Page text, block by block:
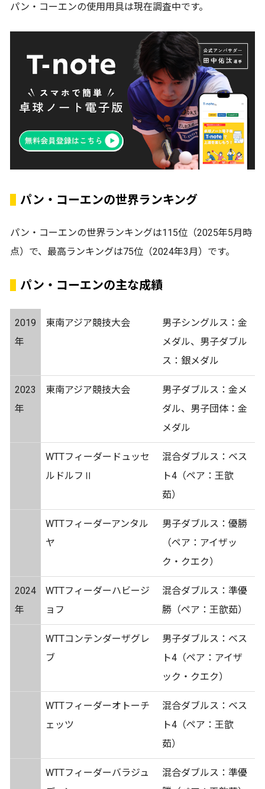
パン・コーエンの使用用具は現在調査中です。
パン・コーエンの世界ランキング
パン・コーエンの世界ランキングは115位（2025年5月時
点）で、最高ランキングは75位（2024年3月）です。
パン・コーエンの主な成績
2019
年
東南アジア競技大会
男子シングルス：金
メダル、男子ダブル
ス：銀メダル
2023
年
東南アジア競技大会
男子ダブルス：金メ
ダル、男子団体：金
メダル
WTTフィーダードュッセ
ルドルフⅡ
混合ダブルス：ベス
ト4（ペア：王歆
茹）
WTTフィーダーアンタル
ヤ
男子ダブルス：優勝
（ペア：アイザッ
ク・クエク）
2024
年
WTTフィーダーハビージ
ョフ
混合ダブルス：準優
勝（ペア：王歆茹）
WTTコンテンダーザグレ
ブ
男子ダブルス：ベス
ト4（ペア：アイザ
ック・クエク）
WTTフィーダーオトーチ
ェッツ
混合ダブルス：ベス
ト4（ペア：王歆
茹）
WTTフィーダーバラジュ
混合ダブルス：準優